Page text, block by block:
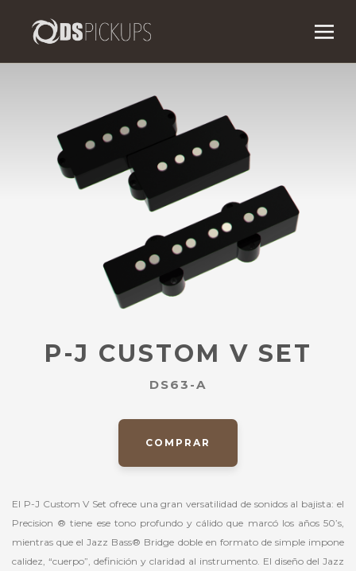
P-J CUSTOM V SET
DS63-A
COMPRAR
El P-J Custom V Set ofrece una gran versatilidad de sonidos al bajista: el
Precision ® tiene ese tono profundo y cálido que marcó los años 50’s,
mientras que el Jazz Bass® Bridge doble en formato de simple impone
calidez, “cuerpo”, definición y claridad al instrumento. El diseño del Jazz